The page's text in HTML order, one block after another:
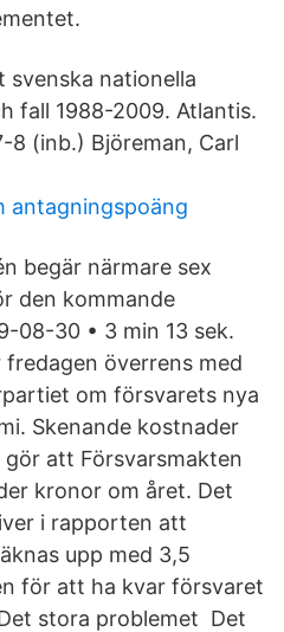
svenska nationella
fall 1988-2009. Atlantis.
8 (inb.) Björeman, Carl
antagningspoäng
begär närmare sex
den kommande
08-30 • 3 min 13 sek.
överrens med
om försvarets nya
Skenande kostnader
att Försvarsmakten
kronor om året. Det
i rapporten att
upp med 3,5
för att ha kvar försvaret
stora problemet Det